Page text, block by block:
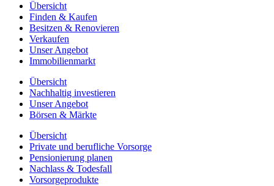
Übersicht
Finden & Kaufen
Besitzen & Renovieren
Verkaufen
Unser Angebot
Immobilienmarkt
Übersicht
Nachhaltig investieren
Unser Angebot
Börsen & Märkte
Übersicht
Private und berufliche Vorsorge
Pensionierung planen
Nachlass & Todesfall
Vorsorgeprodukte